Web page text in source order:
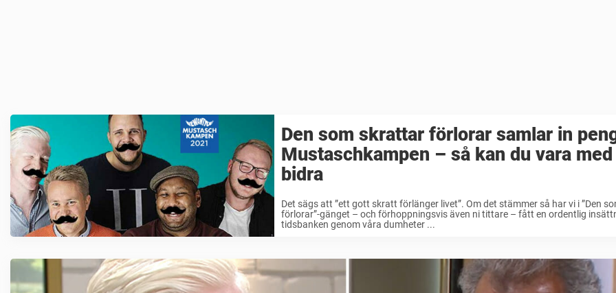
Den som skrattar förlorar samlar in
Mustaschkampen – så kan du vara
bidra
Det sägs att ”ett gott skratt förlänger livet”. Om det stämmer så har vi i ”Den
förlorar”-gänget – och förhoppningsvis även ni tittare – fått en ordentlig
tidsbanken genom våra dumheter ...